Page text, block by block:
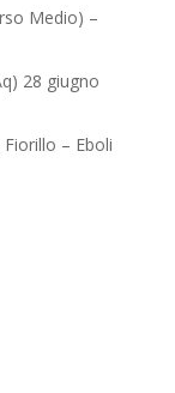
Medio) –
28 giugno
– Eboli